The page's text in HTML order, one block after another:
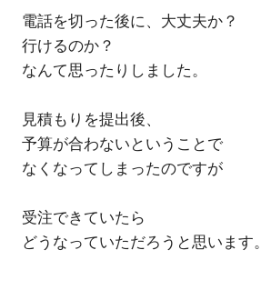
電話を切った後に、大丈夫か？
行けるのか？
なんて思ったりしました。
見積もりを提出後、
予算が合わないということで
なくなってしまったのですが
受注できていたら
どうなっていただろうと思います。